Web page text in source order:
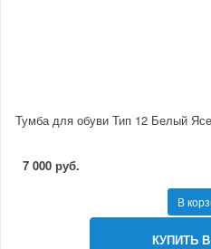
Тумба для обуви Тип 12 Белый
7 000 руб.
В
КУПИТЬ